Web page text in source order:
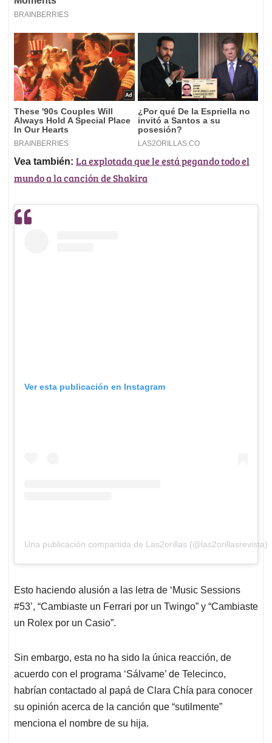
Vea también: La explotada que le está pegando todo el
mundo a la canción de Shakira
Ver esta publicación en Instagram
Una publicación compartida de Las2orillas (@las2orillasrevista)
Esto haciendo alusión a las letra de ‘Music Sessions
#53’, “Cambiaste un Ferrari por un Twingo” y “Cambiaste
un Rolex por un Casio”.
Sin embargo, esta no ha sido la única reacción, de
acuerdo con el programa ‘Sálvame’ de Telecinco,
habrían contactado al papá de Clara Chía para conocer
su opinión acerca de la canción que “sutilmente”
menciona el nombre de su hija.